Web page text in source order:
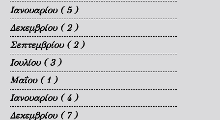
Ιανουαρίου ( 5 )
Δεκεμβρίου ( 2 )
Σεπτεμβρίου ( 2 )
Ιουλίου ( 3 )
Μαΐου ( 1 )
Ιανουαρίου ( 4 )
Δεκεμβρίου ( 7 )